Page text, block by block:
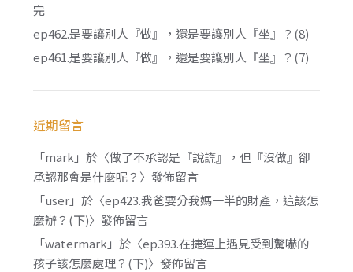
完
ep462.是要讓別人『做』，還是要讓別人『坐』？(8)
ep461.是要讓別人『做』，還是要讓別人『坐』？(7)
近期留言
「mark 」於〈做了不承認是『說謊』，但『沒做』卻
承認那會是什麼呢？ 〉發佈留言
「user」於〈ep423.我爸要分我媽一半的財產，這該怎
麼辦？(下)〉發佈留言
「watermark 」於〈ep393.在捷運上遇見受到驚嚇的
孩子該怎麼處理？(下)〉發佈留言